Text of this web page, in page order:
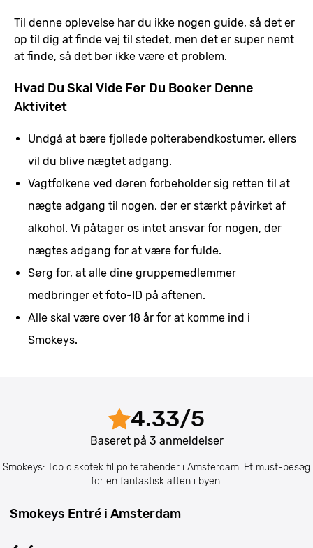
Til denne oplevelse har du ikke nogen guide, så det er
op til dig at finde vej til stedet, men det er super nemt
at finde, så det bør ikke være et problem.
Hvad Du Skal Vide Før Du Booker Denne
Aktivitet
Undgå at bære fjollede polterabendkostumer, ellers
vil du blive nægtet adgang.
Vagtfolkene ved døren forbeholder sig retten til at
nægte adgang til nogen, der er stærkt påvirket af
alkohol. Vi påtager os intet ansvar for nogen, der
nægtes adgang for at være for fulde.
Sørg for, at alle dine gruppemedlemmer
medbringer et foto-ID på aftenen.
Alle skal være over 18 år for at komme ind i
Smokeys.
4.33/5
Baseret på 3 anmeldelser
Smokeys: Top diskotek til polterabender i Amsterdam. Et must-besøg
for en fantastisk aften i byen!
Smokeys Entré i Amsterdam